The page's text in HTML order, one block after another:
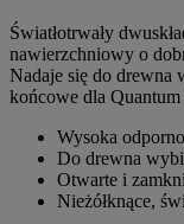
Światłotrwały
nawierzchniowy o
Nadaje się do drewna
końcowe dla
Wysoka
Do drewna
Otwarte i
Nieżółknące,